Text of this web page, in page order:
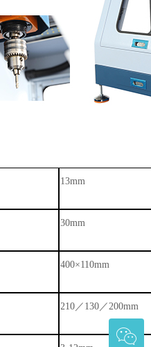
13mm
30mm
400×110mm
210／ 130／200mm